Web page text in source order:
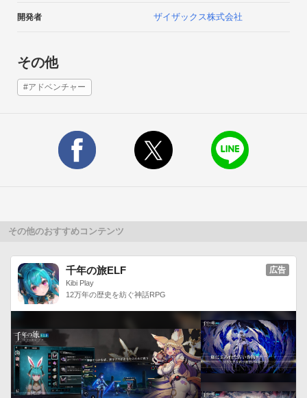
子猫のたどり着く先は…
画面タップ…気になるものを調査
画面スワイプ…視点を移動
アイテム使用…画面下部のアイテムアイコンを選択、使いたい
ふぁいる確認…画面上部のメニューからファイルを選択
ひんと使用…画面上部の？を選択
じかん進行…時間を進めて場面転換
ょう。
かったものがヒントに見えてくるかも…
・詰まってしまったらアイテムを見返しましょう。
・できることが見つからなくなったら、思い切って時間を進め
・タップだけではなくスワイプ等の動作が必要となる場合があ
ります。いろんな操作を試しましょう。
開発者 ザイザックス株式会社
その他
#アドベンチャー
その他のおすすめコンテンツ
千年の旅ELF
Kibi Play
12万年の歴史を紡ぐ神話RPG
広告